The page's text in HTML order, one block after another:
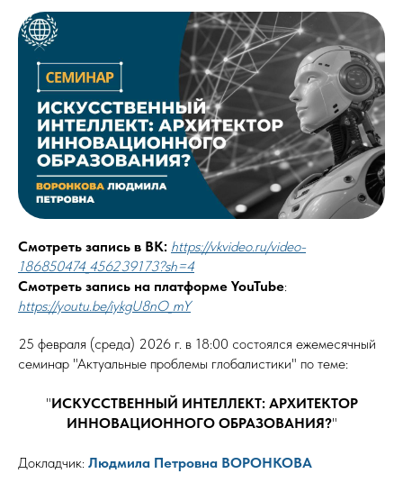
Смотреть запись в ВК: https://vkvideo.ru/video-
186850474_456239173?sh=4
Смотреть запись на платформе YouTube:
https://youtu.be/iykgU8nO_mY
25 февраля (среда) 2026 г. в 18:00 состоялся ежемесячный
семинар "Актуальные проблемы глобалистики" по теме:
"ИСКУССТВЕННЫЙ ИНТЕЛЛЕКТ: АРХИТЕКТОР
ИННОВАЦИОННОГО ОБРАЗОВАНИЯ?"
Докладчик: Людмила Петровна ВОРОНКОВА